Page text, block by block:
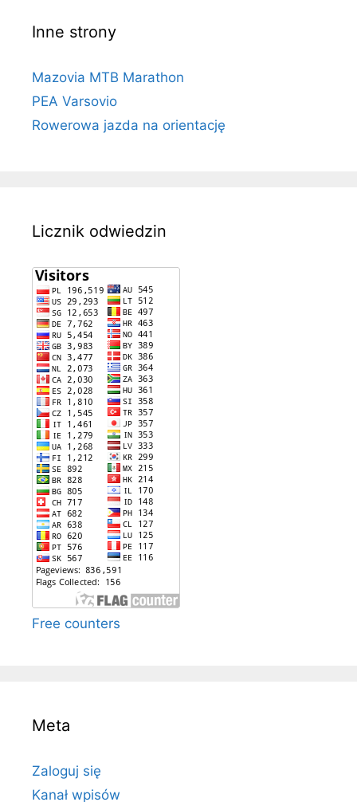
Inne strony
Mazovia MTB Marathon
PEA Varsovio
Rowerowa jazda na orientację
Licznik odwiedzin
Free counters
Meta
Zaloguj się
Kanał wpisów